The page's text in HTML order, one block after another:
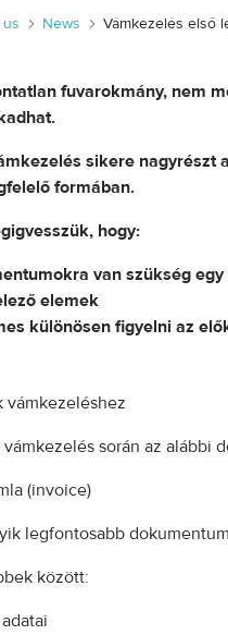
News
fuvarokmány, nem
sikere nagyrészt
formában.
hogy:
van szükség
elemek
különösen figyelni az
során az alábbi
(invoice)
legfontosabb
között: